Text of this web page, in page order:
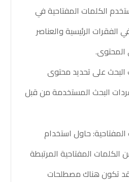
الكلمات المفتاحية في
الفقرات الرئيسية والعناصر
على تحديد محتوى
البحث المستخدمة من قبل
المفتاحية: حاول استخدام
المفتاحية المرتبطة
تكون هناك مصطلحات